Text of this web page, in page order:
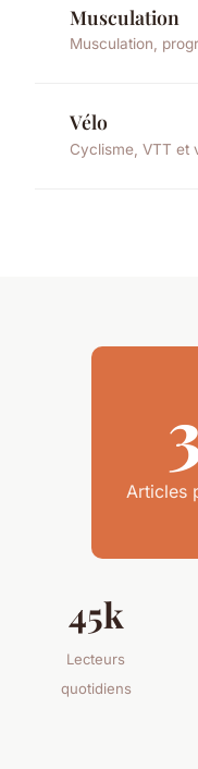
Musculation
Musculation,
Vélo
Cyclisme, VTT et
Articles
45k
Lecteurs
quotidiens